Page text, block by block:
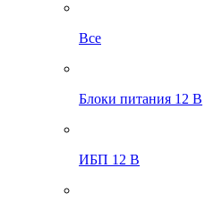
Все
Блоки питания 12 В
ИБП 12 В